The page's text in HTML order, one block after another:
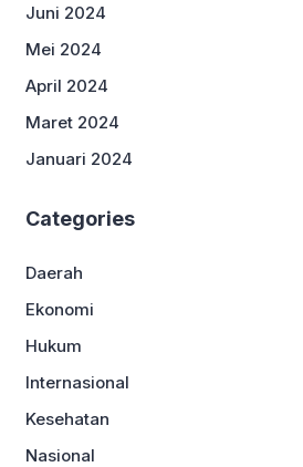
Juni 2024
Mei 2024
April 2024
Maret 2024
Januari 2024
Categories
Daerah
Ekonomi
Hukum
Internasional
Kesehatan
Nasional